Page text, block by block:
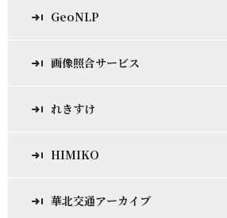
GeoNLP
画像照合サービス
れきすけ
HIMIKO
華北交通アーカイブ